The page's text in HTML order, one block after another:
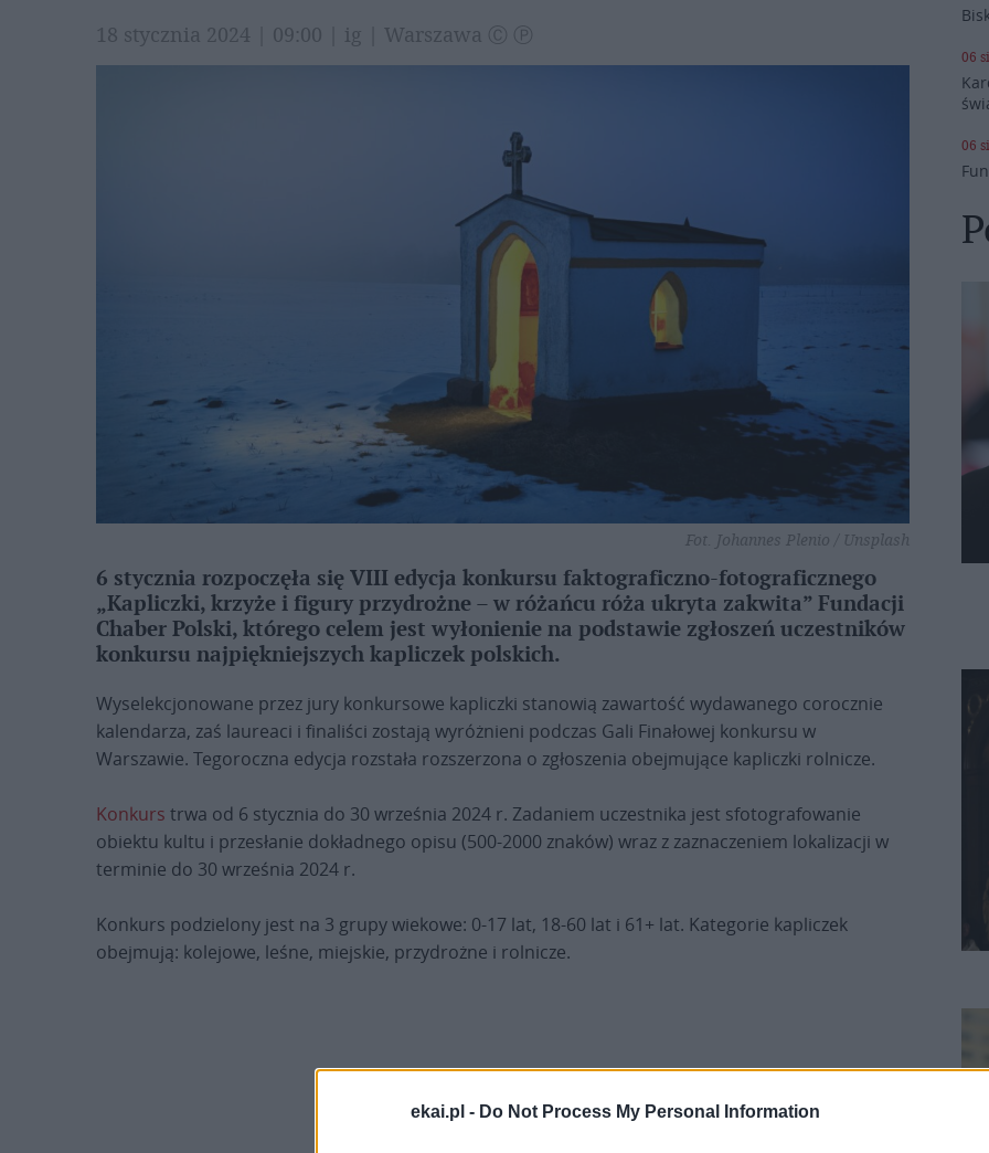
ekai.pl - Do Not Process My Personal Information
18 stycznia 2024 | 09:00 | ig | Warszawa Ⓒ Ⓟ
Fot. Johannes Plenio / Unsplash
6 stycznia rozpoczęła się VIII edycja konkursu faktograficzno-fotograficznego
„Kapliczki, krzyże i figury przydrożne – w różańcu róża ukryta zakwita” Fundacji
Chaber Polski, którego celem jest wyłonienie na podstawie zgłoszeń uczestników
konkursu najpiękniejszych kapliczek polskich.
Wyselekcjonowane przez jury konkursowe kapliczki stanowią zawartość wydawanego corocznie
kalendarza, zaś laureaci i finaliści zostają wyróżnieni podczas Gali Finałowej konkursu w
Warszawie. Tegoroczna edycja rozstała rozszerzona o zgłoszenia obejmujące kapliczki rolnicze.
Konkurs trwa od 6 stycznia do 30 września 2024 r. Zadaniem uczestnika jest sfotografowanie
obiektu kultu i przesłanie dokładnego opisu (500-2000 znaków) wraz z zaznaczeniem lokalizacji w
terminie do 30 września 2024 r.
Konkurs podzielony jest na 3 grupy wiekowe: 0-17 lat, 18-60 lat i 61+ lat. Kategorie kapliczek
obejmują: kolejowe, leśne, miejskie, przydrożne i rolnicze.
06
06